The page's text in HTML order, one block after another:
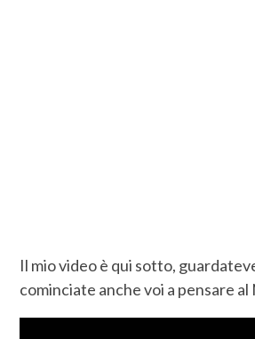
Il mio video è qui sotto,
cominciate anche voi a pensare al